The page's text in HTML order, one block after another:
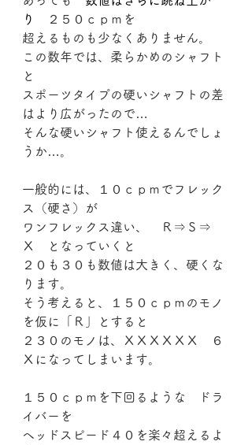
り
２５０ｃｐｍを
超えるものも少なくありません。
この数年では、柔らかめのシャフト
と
スポーツタイプの硬いシャフトの差
はより広がったので…
そんな硬いシャフト使えるんでしょ
うか…。
一般的には、１０ｃｐｍでフレック
ス（硬さ）が
ワンフレックス違い、　Ｒ⇒Ｓ⇒
Ｘ　となっていくと
２０も３０も数値は大きく、硬くな
ります。
そう考えると、１５０ｃｐｍのモノ
を仮に「Ｒ」とすると
２３０のモノは、ＸＸＸＸＸＸ　６
Ｘになってしまいます。
１５０ｃｐｍを下回るような　ドラ
イバーを
ヘッドスピード４０を楽々超えるよ